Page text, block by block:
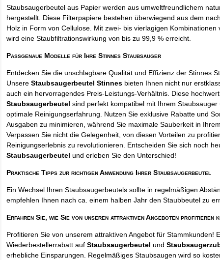
Staubsaugerbeutel aus Papier werden aus umweltfreundlichem
hergestellt. Diese Filterpapiere bestehen überwiegend aus dem
Holz in Form von Cellulose. Mit zwei- bis vierlagigen Kombinationen
wird eine Staubfiltrationswirkung von bis zu 99,9 % erreicht.
Passgenaue Modelle für Ihre Stinnes Staubsauger
Entdecken Sie die unschlagbare Qualität und Effizienz der Stinnes
UnsereStaubsaugerbeutel Stinnes bieten Ihnen nicht nur
auch ein hervorragendes Preis-Leistungs-Verhältnis. Diese
Staubsaugerbeutel sind perfekt kompatibel mit Ihrem
optimale Reinigungserfahrung. Nutzen Sie exklusive Rabatte und
Ausgaben zu minimieren, während Sie maximale Sauberkeit in
Verpassen Sie nicht die Gelegenheit, von diesen Vorteilen zu
Reinigungserlebnis zu revolutionieren. Entscheiden Sie sich noch
Staubsaugerbeutel und erleben Sie den Unterschied!
Praktische Tipps zur richtigen Anwendung Ihrer Staubsaugerbeutel
Ein Wechsel Ihren Staubsaugerbeutels sollte in regelmäßigen
empfehlen Ihnen nach ca. einem halben Jahr den Staubbeutel zu
Erfahren Sie, wie Sie von unseren attraktiven Angeboten profitieren
Profitieren Sie von unserem attraktiven Angebot für Stammkunden!
Wiederbestellerrabatt aufStaubsaugerbeutel und
erhebliche Einsparungen. Regelmäßiges Staubsaugen wird so